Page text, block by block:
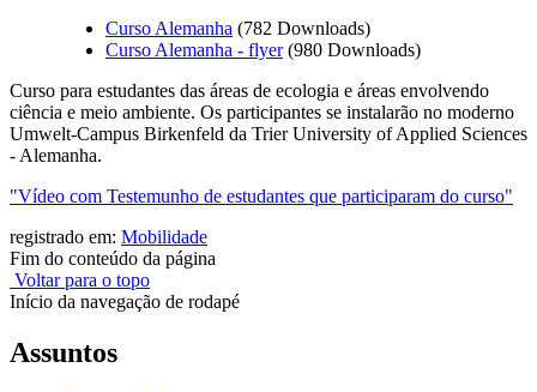
Curso Alemanha (782 Downloads)
Curso Alemanha - flyer (980 Downloads)
Curso para estudantes das áreas de ecologia e áreas envolvendo
ciência e meio ambiente. Os participantes se instalarão no moderno
Umwelt-Campus Birkenfeld da Trier University of Applied Sciences
- Alemanha.
"Vídeo com Testemunho de estudantes que participaram do curso"
registrado em: Mobilidade
Fim do conteúdo da página
Voltar para o topo
Início da navegação de rodapé
Assuntos